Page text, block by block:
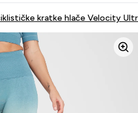
kratke hlače Velocity